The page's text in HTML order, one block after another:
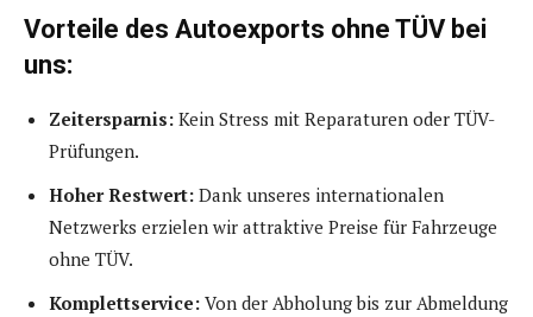
Vorteile des Autoexports ohne TÜV bei
uns:
Zeitersparnis: Kein Stress mit Reparaturen oder TÜV-
Prüfungen.
Hoher Restwert: Dank unseres internationalen
Netzwerks erzielen wir attraktive Preise für Fahrzeuge
ohne TÜV.
Komplettservice: Von der Abholung bis zur Abmeldung